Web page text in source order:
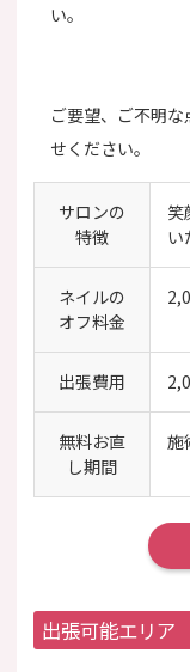
い。
ご要望、ご不明
せください。
サロンの
特徴
笑
い
ネイルの
オフ料金
出張費用
無料お直
し期間
施
出張可能エリア